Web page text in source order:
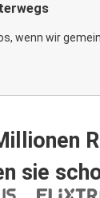
wenn wir
sie